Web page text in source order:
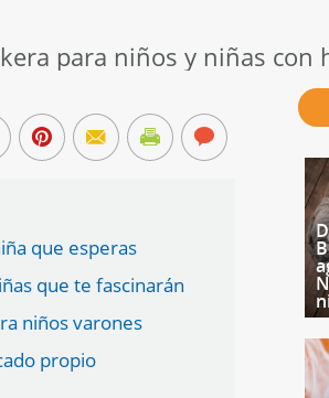
para niños y niñas con
que esperas
que te fascinarán
niños varones
propio